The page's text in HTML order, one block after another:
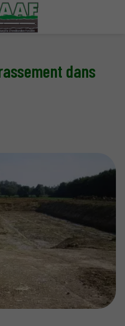
dans